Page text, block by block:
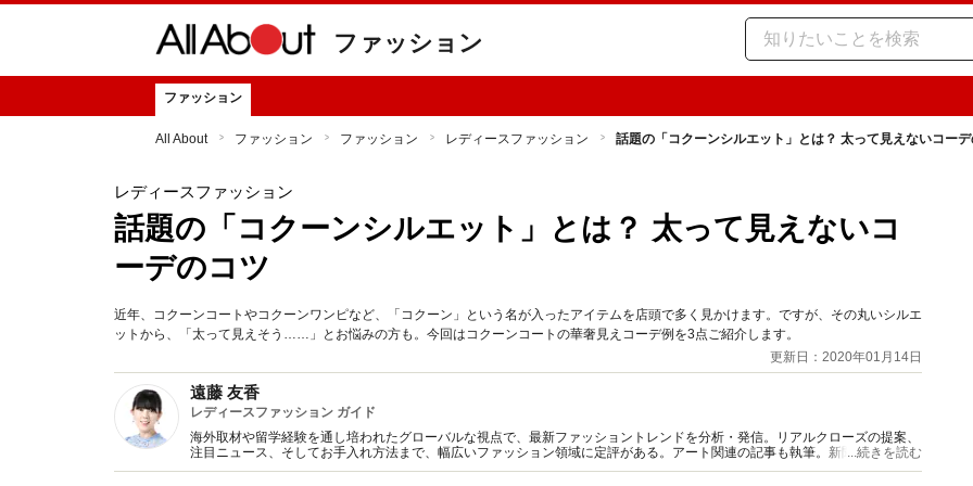
ファッション
ファッション
All About ファッション ファッション レディースファッション 話題の「コクーンシルエット」とは？ 太って見えないコー
レディースファッション
話題の「コクーンシルエット」とは？ 太って見えないコ
ーデのコツ
近年、コクーンコートやコクーンワンピなど、「コクーン」という名が入ったアイテムを店頭で多く見かけます。ですが、その丸いシルエ
ットから、「太って見えそう……」とお悩みの方も。今回はコクーンコートの華奢見えコーデ例を3点ご紹介します。
更新日：2020年01月14日
遠藤 友香
レディースファッション ガイド
海外取材や留学経験を通し培われたグローバルな視点で、最新ファッショントレンドを分析・発信。リアルクローズの提案、
注目ニュース、そしてお手入れ方法まで、幅広いファッション領域に定評がある。アート関連の記事も執筆。新聞、TV、ラ
ジオ、雑誌、WEB、スマホサイト等で活躍。
...続きを読む